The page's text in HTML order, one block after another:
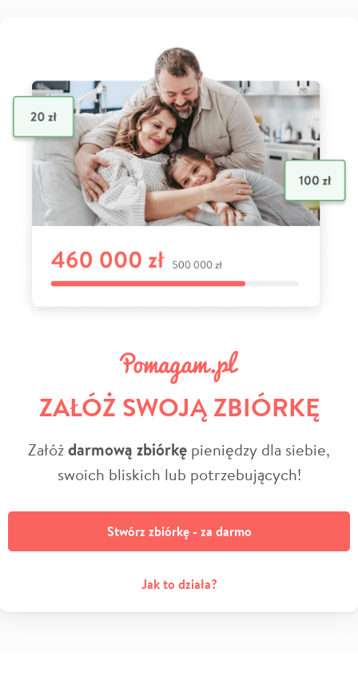
ZAŁÓŻ SWOJĄ ZBIÓRKĘ
Załóżdarmową zbiórkę pieniędzy dla siebie,
swoich bliskich lub potrzebujących!
Stwórz zbiórkę - za darmo
Jak to działa?